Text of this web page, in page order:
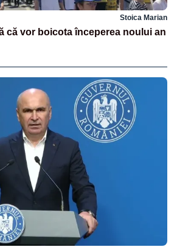
Stoica Marian
că vor boicota începerea noului an